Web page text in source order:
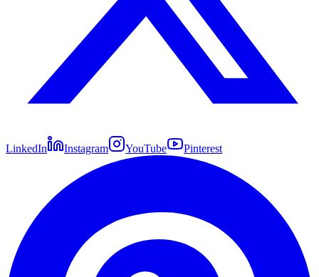
LinkedIn Instagram YouTube Pinterest